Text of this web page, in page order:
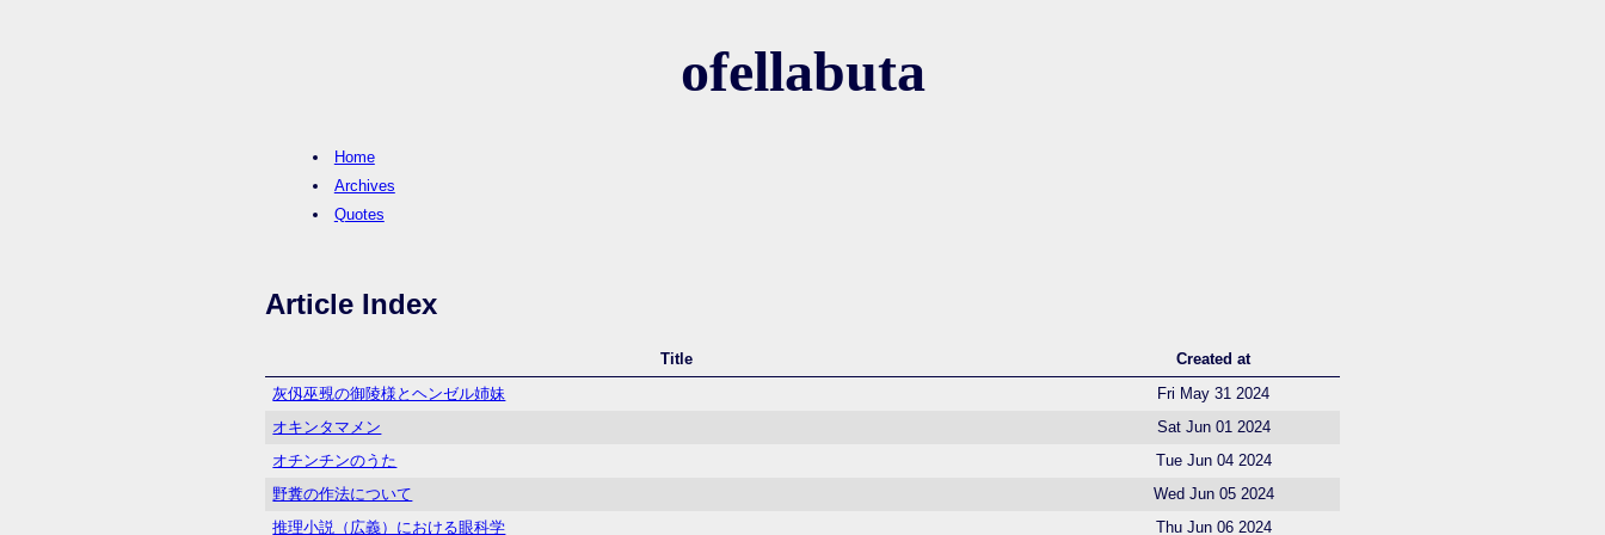
ofellabuta
Home
Archives
Quotes
Article Index
Title
Created at
灰仭巫覡の御陵様とヘンゼル姉妹
Fri May 31 2024
オキンタマメン
Sat Jun 01 2024
オチンチンのうた
Tue Jun 04 2024
野糞の作法について
Wed Jun 05 2024
推理小説（広義）における眼科学
Thu Jun 06 2024